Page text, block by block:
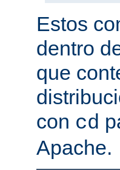
Estos
dentro
que
con cd
Apache.